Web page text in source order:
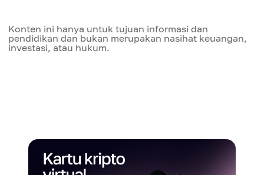
Konten ini hanya untuk tujuan informasi dan
pendidikan dan bukan merupakan nasihat keuangan,
investasi, atau hukum.